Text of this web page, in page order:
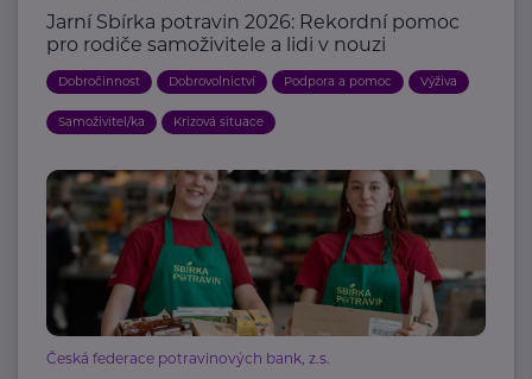
Jarní Sbírka potravin 2026: Rekordní pomoc
pro rodiče samoživitele a lidi v nouzi
Dobročinnost Dobrovolnictví Podpora a pomoc Výživa
Samoživitel/ka Krizová situace
Česká federace potravinových bank, z.s.